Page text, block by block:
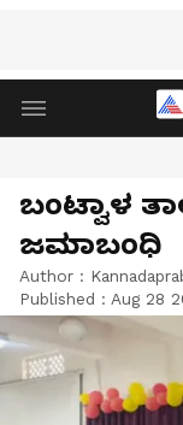
ಬಂಟ್ವಾಳ
ಜಮಾಬಂಧಿ
Author :
Published : Aug 28